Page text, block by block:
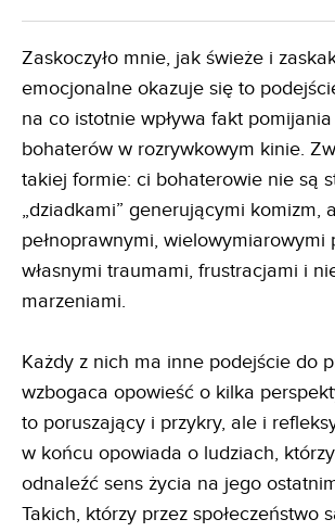
Zaskoczyło mnie, jak świeże i
emocjonalne okazuje się to
na co istotnie wpływa fakt
bohaterów w rozrywkowym kinie.
takiej formie: ci bohaterowie nie są
„dziadkami” generującymi komizm,
pełnoprawnymi, wielowymiarowymi
własnymi traumami, frustracjami i
marzeniami.
Każdy z nich ma inne podejście do
wzbogaca opowieść o kilka
to poruszający i przykry, ale i
w końcu opowiada o ludziach,
odnaleźć sens życia na jego
Takich, którzy przez społeczeństwo